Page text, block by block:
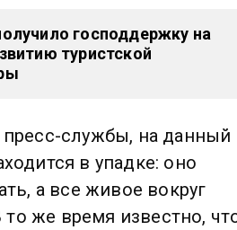
господдержку на
туристской
службы, на данный
в упадке: оно
а все живое вокруг
то же время известно,